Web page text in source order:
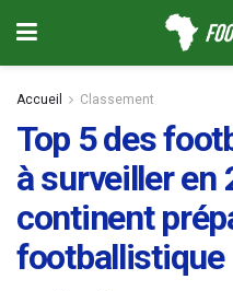
Accueil Classement
Top 5 des
à surveiller en
continent
footballistique